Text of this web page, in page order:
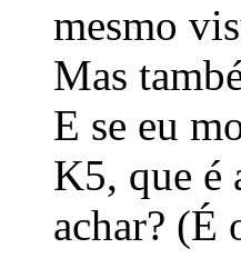
mesmo
Mas
E se eu
K5, que é
achar? (É